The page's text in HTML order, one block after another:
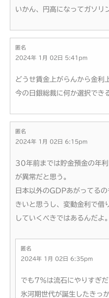
いかん、円高になってガソリ
匿名
2024年 1月 02日 5:41pm
どうせ賃金上がらんから金利
今の日銀総裁に何か選択でき
匿名
2024年 1月 02日 6:15pm
30年前までは貯金預金の年
が異常だと思う。
日本以外のGDPあがってる
きいと思うし、変動金利で借
していくべきではあるんだよ。
匿名
2024年 1月 02日 6:35pm
でも7％は流石にやりすぎ
氷河期世代が誕生したきっ